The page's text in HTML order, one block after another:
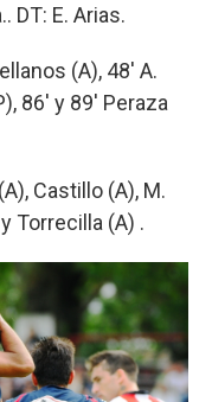
DT: E. Arias.
(A), 48' A.
86' y 89' Peraza
Castillo (A), M.
Torrecilla (A) .